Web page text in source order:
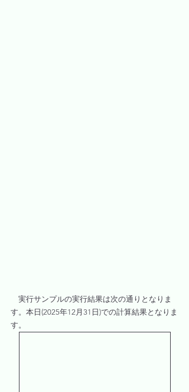
実行サンプルの実行結果は次の通りとなりま
す。本日(2025年12月31日)での計算結果となりま
す。